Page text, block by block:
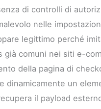
di controlli di
nelle
legittimo perché
già comuni nei siti e-
della pagina di
dinamicamente un
il payload